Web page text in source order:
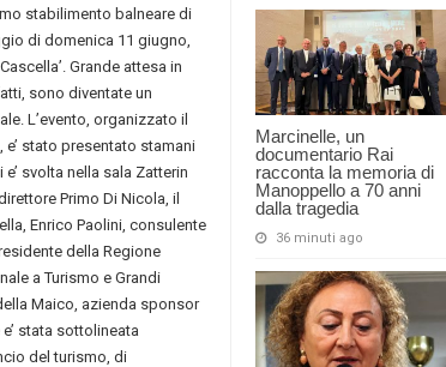
Marcinelle, un
documentario Rai
racconta la memoria di
Manoppello a 70 anni
dalla tragedia
36 minuti ago
stabilimento balneare di
di domenica 11 giugno,
Grande attesa in
sono diventate un
L’evento, organizzato il
e’ stato presentato stamani
svolta nella sala Zatterin
Primo Di Nicola, il
Enrico Paolini, consulente
della Regione
a Turismo e Grandi
Maico, azienda sponsor
stata sottolineata
del turismo, di